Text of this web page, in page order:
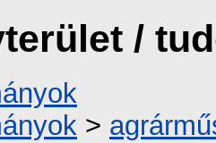
/
>